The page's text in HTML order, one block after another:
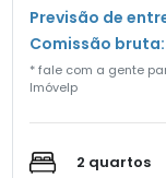
Previsão de
Comissão
* fale com a gente
Imóvelp
2 quartos